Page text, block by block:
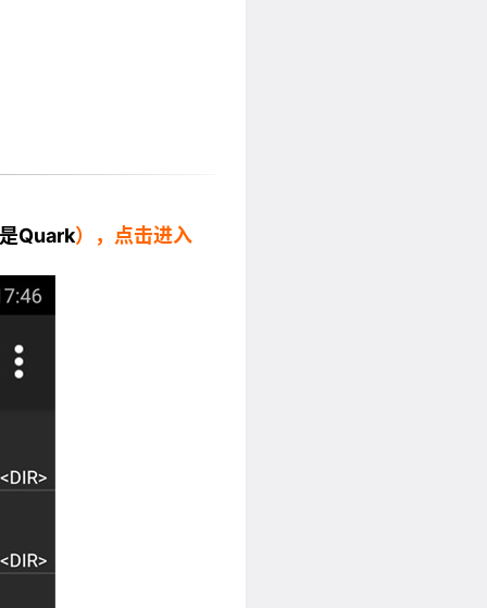
Quark），点击进入